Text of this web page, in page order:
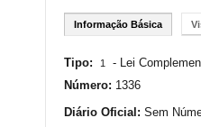
Informação Básica
Tipo: 1 - Lei
Número: 1336
Diário Oficial: Sem